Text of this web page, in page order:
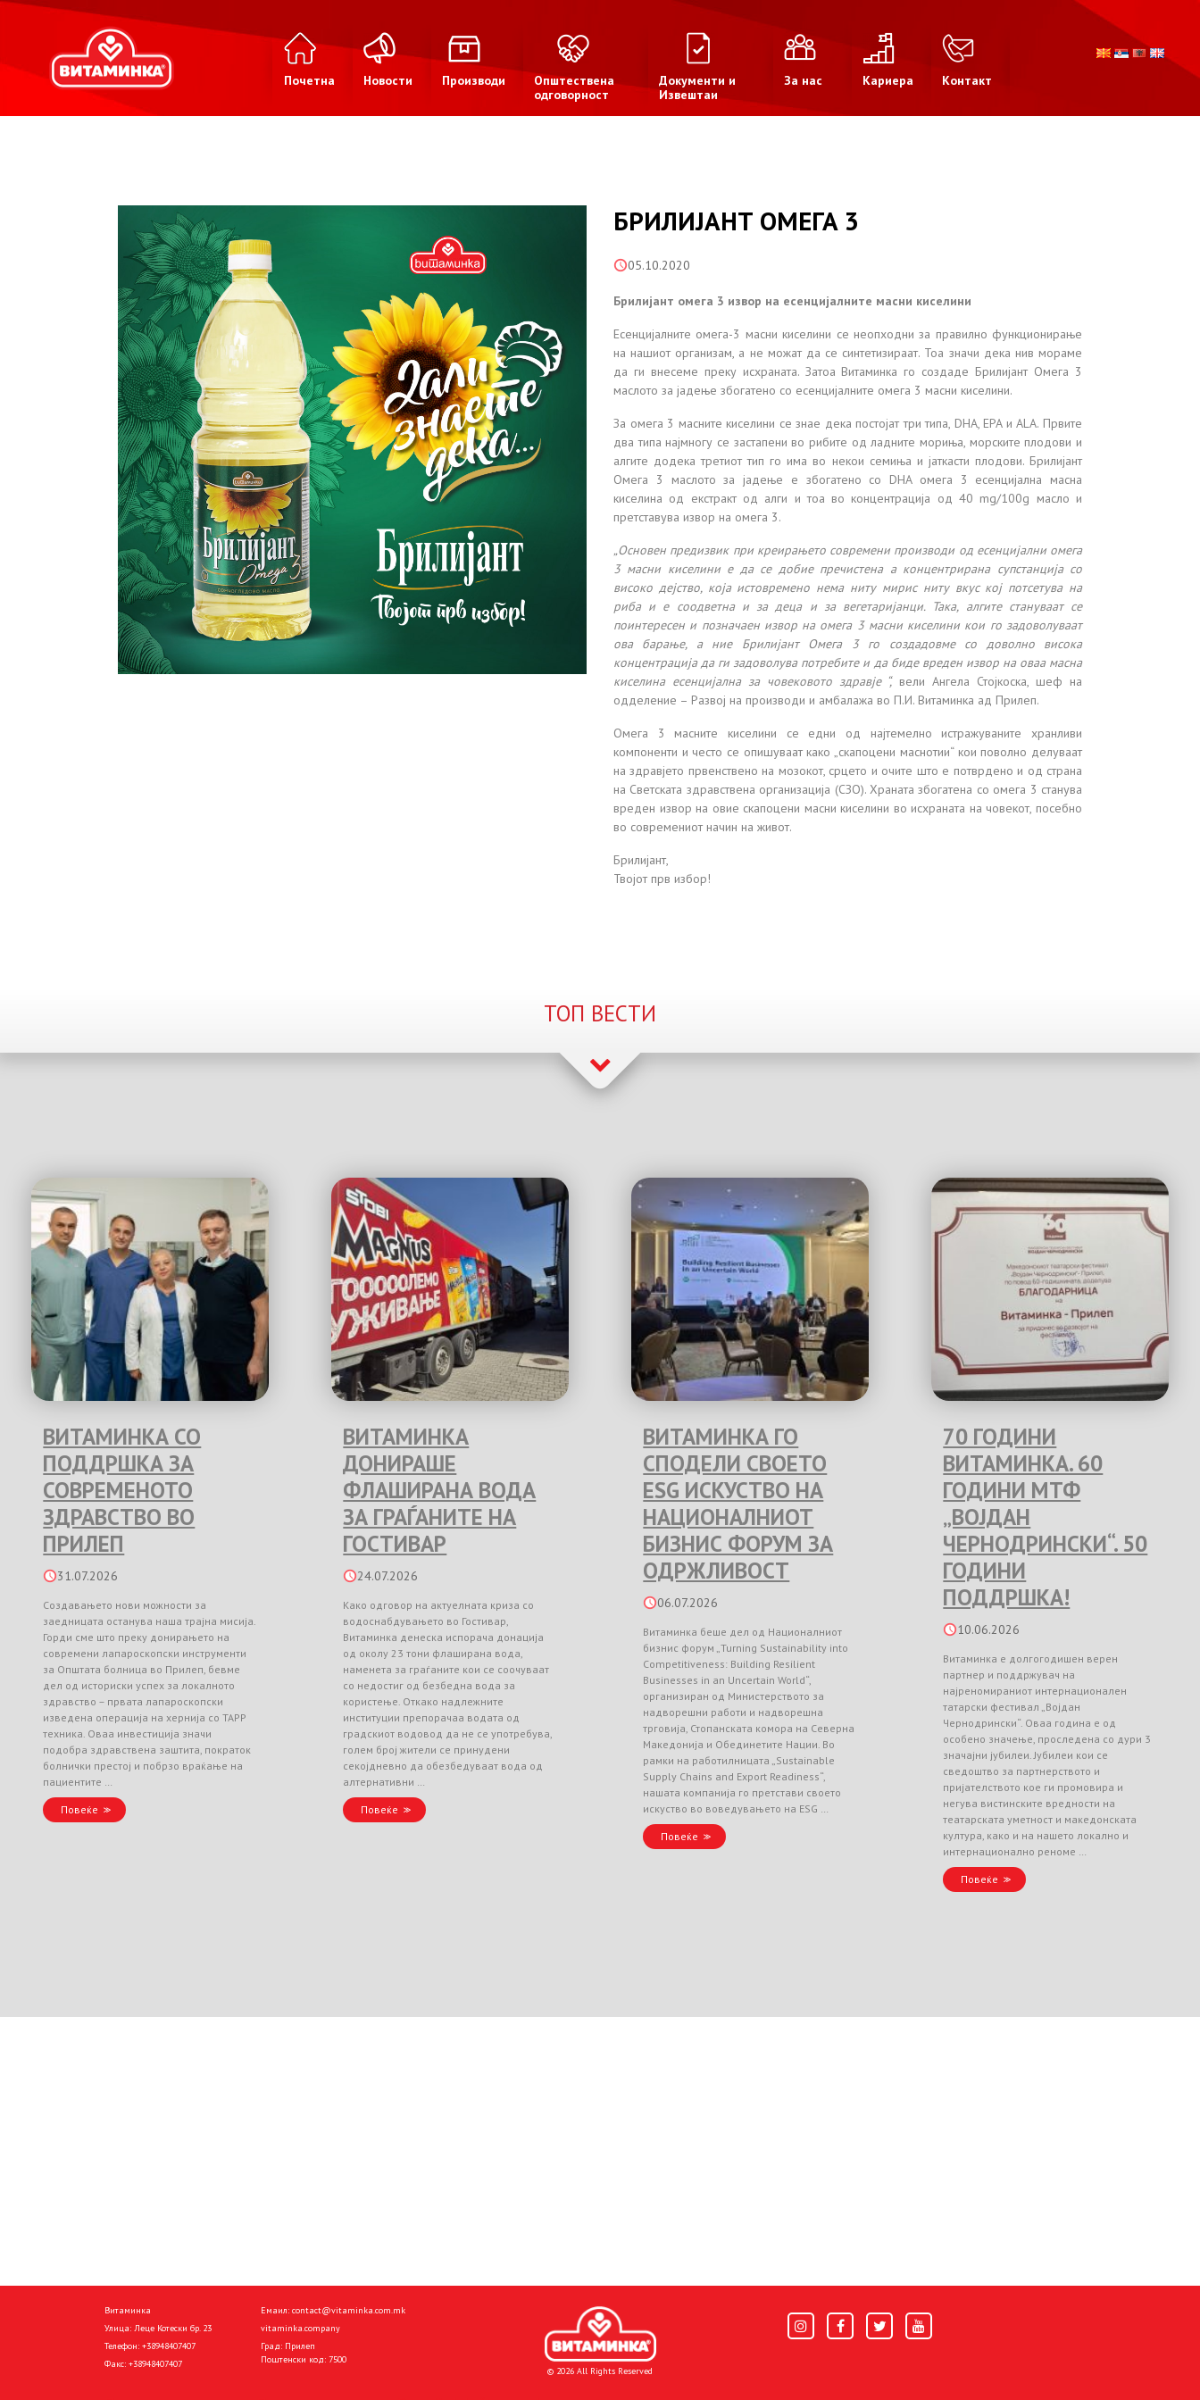
Почетна Новости Производи
Општествена
одговорност
Документи и
Извештаи
За нас Кариера Контакт
БРИЛИЈАНТ ОМЕГА 3
05.10.2020
Брилијант омега 3 извор на есенцијалните масни киселини
Есенцијалните омега-3 масни киселини се неопходни за правилно функционирање
на нашиот организам, а не можат да се синтетизираат. Тоа значи дека нив мораме
да ги внесеме преку исхраната. Затоа Витаминка го создаде Брилијант Омега 3
маслото за јадење збогатено со есенцијалните омега 3 масни киселини.
За омега 3 масните киселини се знае дека постојат три типа, DHA, EPA и ALA. Првите
два типа најмногу се застапени во рибите од ладните мориња, морските плодови и
алгите додека третиот тип го има во некои семиња и јаткасти плодови. Брилијант
Омега 3 маслото за јадење е збогатено со DHA омега 3 есенцијална масна
киселина од екстракт од алги и тоа во концентрација од 40 mg/100g масло и
претставува извор на омега 3.
„Основен предизвик при креирањето современи производи од есенцијални омега
3 масни киселини е да се добие пречистена а концентрирана супстанција со
високо дејство, која истовремено нема ниту мирис ниту вкус кој потсетува на
риба и е соодветна и за деца и за вегетаријанци. Така, алгите стануваат се
поинтересен и позначаен извор на омега 3 масни киселини кои го задоволуваат
ова барање, а ние Брилијант Омега 3 го создадовме со доволно висока
концентрација да ги задоволува потребите и да биде вреден извор на оваа масна
киселина есенцијална за човековото здравје “,вели Ангела Стојкоска, шеф на
одделение – Развој на производи и амбалажа во П.И. Витаминка ад Прилеп.
Омега 3 масните киселини се едни од најтемелно истражуваните хранливи
компоненти и често се опишуваат како „скапоцени маснотии“ кои поволно делуваат
на здравјето првенствено на мозокот, срцето и очите што е потврдено и од страна
на Светската здравствена организација (СЗО). Храната збогатена со омега 3 станува
вреден извор на овие скапоцени масни киселини во исхраната на човекот, посебно
во современиот начин на живот.
Брилијант,
Твојот прв избор!
ТОП ВЕСТИ
ВИТАМИНКА СО
ПОДДРШКА ЗА
СОВРЕМЕНОТО
ЗДРАВСТВО ВО
ПРИЛЕП
31.07.2026
Создавањето нови можности за
заедницата останува наша трајна мисија.
Горди сме што преку донирањето на
современи лапароскопски инструменти
за Општата болница во Прилеп, бевме
дел од историски успех за локалното
здравство – првата лапароскопски
изведена операција на хернија со TAPP
техника. Оваа инвестиција значи
подобра здравствена заштита, пократок
болнички престој и побрзо враќање на
пациентите …
Повеќе
ВИТАМИНКА
ДОНИРАШЕ
ФЛАШИРАНА ВОДА
ЗА ГРАЃАНИТЕ НА
ГОСТИВАР
24.07.2026
Како одговор на актуелната криза со
водоснабдувањето во Гостивар,
Витаминка денеска испорача донација
од околу 23 тони флаширана вода,
наменета за граѓаните кои се соочуваат
со недостиг од безбедна вода за
користење. Откако надлежните
институции препорачаа водата од
градскиот водовод да не се употребува,
голем број жители се принудени
секојдневно да обезбедуваат вода од
алтернативни …
Повеќе
ВИТАМИНКА ГО
СПОДЕЛИ СВОЕТО
ESG ИСКУСТВО НА
НАЦИОНАЛНИОТ
БИЗНИС ФОРУМ ЗА
ОДРЖЛИВОСТ
06.07.2026
Витаминка беше дел од Националниот
бизнис форум „Turning Sustainability into
Competitiveness: Building Resilient
Businesses in an Uncertain World“,
организиран од Министерството за
надворешни работи и надворешна
трговија, Стопанската комора на Северна
Македонија и Обединетите Нации. Во
рамки на работилницата „Sustainable
Supply Chains and Export Readiness“,
нашата компанија го претстави своето
искуство во воведувањето на ESG …
Повеќе
70 ГОДИНИ
ВИТАМИНКА. 60
ГОДИНИ МТФ
„ВОЈДАН
ЧЕРНОДРИНСКИ“. 50
ГОДИНИ
ПОДДРШКА!
10.06.2026
Витаминка е долгогодишен верен
партнер и поддржувач на
најреномираниот интернационален
татарски фестивал „Војдан
Чернодрински“. Оваа година е од
особено значење, проследена со дури 3
значајни јубилеи. Јубилеи кои се
сведоштво за партнерството и
пријателството кое ги промовира и
негува вистинските вредности на
театарската уметност и македонската
култура, како и на нашето локално и
интернационално реноме …
Повеќе
Витаминка
Улица: Леце Котески бр. 23
Телефон: +38948407407
Факс: +38948407407
Емаил: contact@vitaminka.com.mk
vitaminka.company
Град: Прилеп
Поштенски код: 7500
© 2026 All Rights Reserved